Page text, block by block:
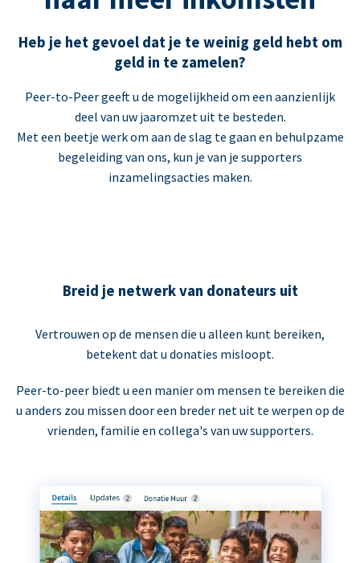
Heb je het gevoel dat je te weinig geld hebt om
geld in te zamelen?
Peer-to-Peer geeft u de mogelijkheid om een aanzienlijk
deel van uw jaaromzet uit te besteden.
Met een beetje werk om aan de slag te gaan en behulpzame
begeleiding van ons, kun je van je supporters
inzamelingsacties maken.
Breid je netwerk van donateurs uit
Vertrouwen op de mensen die u alleen kunt bereiken,
betekent dat u donaties misloopt.
Peer-to-peer biedt u een manier om mensen te bereiken die
u anders zou missen door een breder net uit te werpen op de
vrienden, familie en collega's van uw supporters.